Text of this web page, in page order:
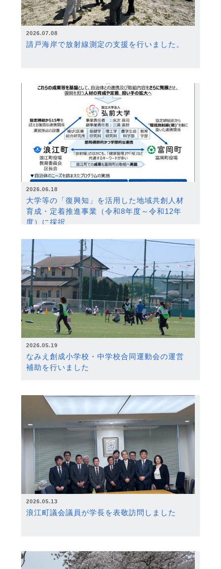
2026.07.08
請戸海岸で放射線測定の支援を行いました。
2026.06.18
大学等の「復興知」を活用した地域共創人材
育成・定着推進事業（令和8年度～令和12年
度）に採択
2026.05.19
なみえ創成小学校・中学校合同運動会の運営
補助を行いました
2026.05.13
浪江町議会議員が学長を表敬訪問しました